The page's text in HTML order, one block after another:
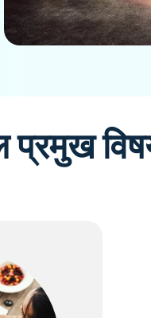
प्रमुख